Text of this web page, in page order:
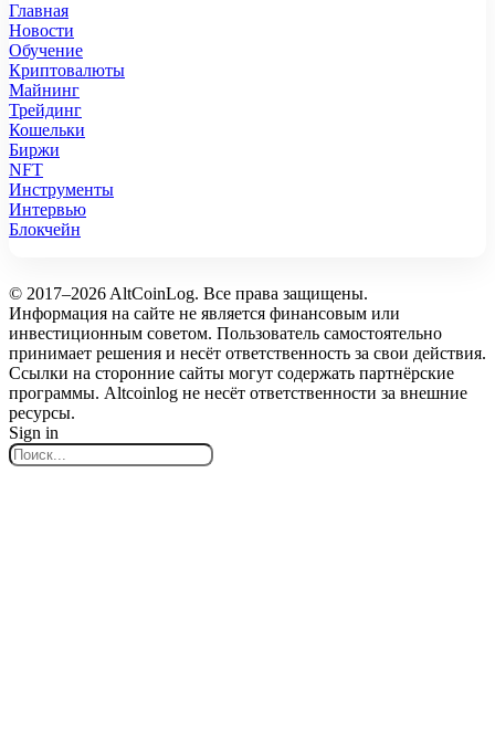
Главная
Новости
Обучение
Криптовалюты
Майнинг
Трейдинг
Кошельки
Биржи
NFT
Инструменты
Интервью
Блокчейн
© 2017–2026 AltCoinLog. Все права защищены.
Информация на сайте не является финансовым или
инвестиционным советом. Пользователь самостоятельно
принимает решения и несёт ответственность за свои действия.
Ссылки на сторонние сайты могут содержать партнёрские
программы. Altcoinlog не несёт ответственности за внешние
ресурсы.
Sign in